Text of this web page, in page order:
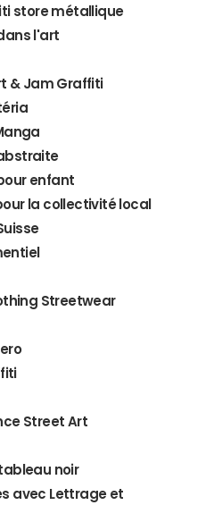
store métallique
l'art
& Jam Graffiti
enfant
la collectivité local
Streetwear
Street Art
noir
avec Lettrage et